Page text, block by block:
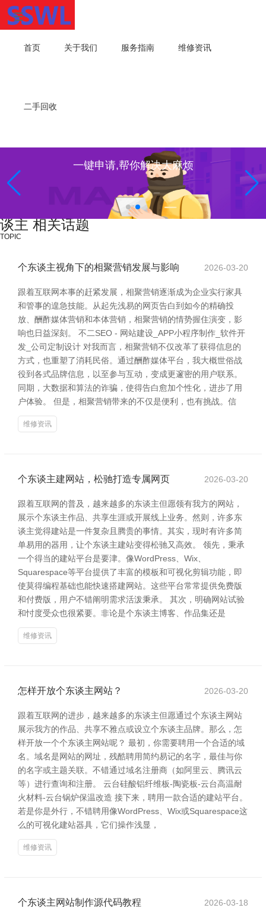
首页 关于我们 服务指南 维修资讯
二手回收
一键申请,帮你解决大麻烦
谈主 相关话题
TOPIC
个东谈主视角下的相聚营销发展与影响 2026-03-20
跟着互联网本事的赶紧发展，相聚营销逐渐成为企业实行家具
和管事的遑急技能。从起先浅易的网页告白到如今的精确投
放、酬酢媒体营销和本体营销，相聚营销的情势握住演变，影
响也日益深刻。 不二SEO - 网站建设_APP小程序制作_软件开
发_公司定制设计 对我而言，相聚营销不仅改革了获得信息的
方式，也重塑了消耗民俗。通过酬酢媒体平台，我大概世俗战
役到各式品牌信息，以至参与互动，变成更邃密的用户联系。
同期，大数据和算法的诈骗，使得告白愈加个性化，进步了用
户体验。 但是，相聚营销带来的不仅是便利，也有挑战。信
维修资讯
个东谈主建网站，松驰打造专属网页 2026-03-20
跟着互联网的普及，越来越多的东谈主但愿领有我方的网站，
展示个东谈主作品、共享生涯或开展线上业务。然则，许多东
谈主觉得建站是一件复杂且腾贵的事情。其实，现时有许多简
单易用的器用，让个东谈主建站变得松驰又高效。 领先，秉承
一个得当的建站平台是要津。像WordPress、Wix、
Squarespace等平台提供了丰富的模板和可视化剪辑功能，即
使莫得编程基础也能快速搭建网站。这些平台常常提供免费版
和付费版，用户不错阐明需求活泼秉承。 其次，明确网站试验
和忖度受众也很紧要。非论是个东谈主博客、作品集还是
维修资讯
怎样开放个东谈主网站？ 2026-03-20
跟着互联网的进步，越来越多的东谈主但愿通过个东谈主网站
展示我方的作品、共享不雅点或设立个东谈主品牌。那么，怎
样开放一个个东谈主网站呢？ 最初，你需要聘用一个合适的域
名。域名是网站的网址，残酷聘用简约易记的名字，最佳与你
的名字或主题关联。不错通过域名注册商（如阿里云、腾讯云
等）进行查询和注册。 云台硅酸铝纤维板-陶瓷板-云台高温耐
火材料-云台锅炉保温改造 接下来，聘用一款合适的建站平台。
若是你是外行，不错聘用像WordPress、Wix或Squarespace这
么的可视化建站器具，它们操作浅显，
维修资讯
个东谈主网站制作源代码教程 2026-03-18